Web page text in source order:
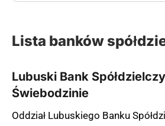
Lista banków
Lubuski Bank
Świebodzinie
Oddział Lubuskiego Banku